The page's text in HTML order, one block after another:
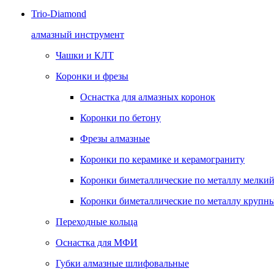
Trio-Diamond
алмазный инструмент
Чашки и КЛТ
Коронки и фрезы
Оснастка для алмазных коронок
Коронки по бетону
Фрезы алмазные
Коронки по керамике и керамограниту
Коронки биметаллические по металлу
Коронки биметаллические по металлу
Переходные кольца
Оснастка для МФИ
Губки алмазные шлифовальные